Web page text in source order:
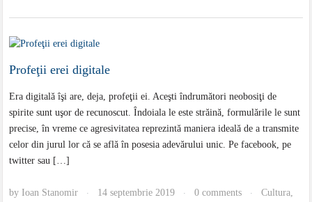
Profeţii erei digitale
Era digitală îşi are, deja, profeţii ei. Aceşti îndrumători neobosiţi de
spirite sunt uşor de recunoscut. Îndoiala le este străină, formulările le sunt
precise, în vreme ce agresivitatea reprezintă maniera ideală de a transmite
celor din jurul lor că se află în posesia adevărului unic. Pe facebook, pe
twitter sau […]
by Ioan Stanomir · 14 septembrie 2019 · 0 comments · Cultura,